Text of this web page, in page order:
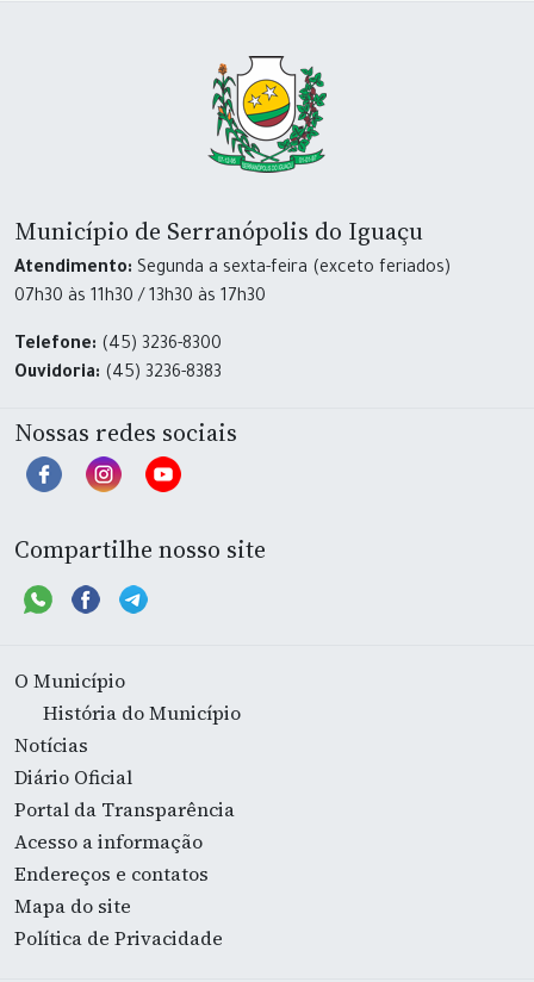
Município de Serranópolis do Iguaçu
Atendimento: Segunda a sexta-feira (exceto feriados)
07h30 às 11h30 / 13h30 às 17h30
Telefone: (45) 3236-8300
Ouvidoria: (45) 3236-8383
Nossas redes sociais
Compartilhe nosso site
O Município
História do Município
Notícias
Diário Oficial
Portal da Transparência
Acesso a informação
Endereços e contatos
Mapa do site
Política de Privacidade